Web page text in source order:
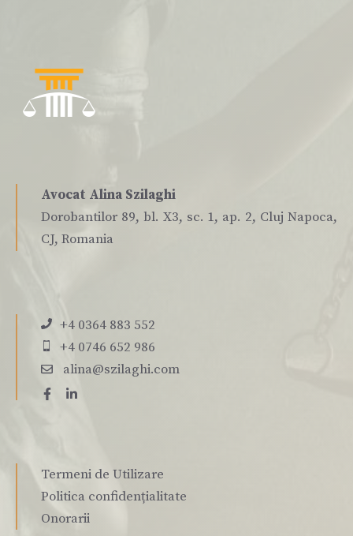
Avocat Alina Szilaghi
Dorobantilor 89, bl. X3, sc. 1, ap. 2, Cluj Napoca,
CJ, Romania
+4 0364 883 552
+4 0746 652 986
alina@szilaghi.com
Termeni de Utilizare
Politica confidențialitate
Onorarii